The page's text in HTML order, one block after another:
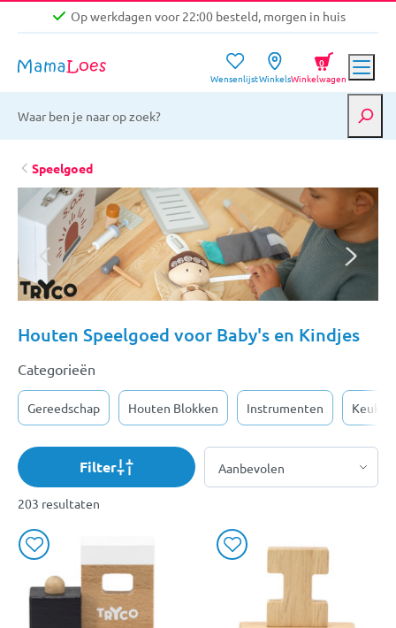
Op werkdagen voor 22:00 besteld, morgen in huis
Niet goed, geld terug garantie
Gratis verzending vanaf €39,-
Op werkdagen voor 22:00 besteld, morgen in huis
WensenlijstWinkelsWinkelwagen
0
Speelgoed
Houten Speelgoed voor Baby's en Kindjes
Categorieën
Gereedschap Houten Blokken Instrumenten
Filter
203 resultaten